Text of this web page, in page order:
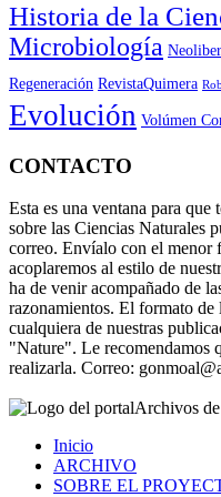
Historia de la
Microbiología
Regeneración RevistaQuimera
Evolución Volúmen
CONTACTO
Esta es una ventana para
sobre las Ciencias Naturales
correo. Envíalo con el menor
acoplaremos al estilo de
ha de venir acompañado de
razonamientos. El formato de
cualquiera de nuestras
"Nature". Le recomendamos
realizarla. Correo:
Archivos
Inicio
ARCHIVO
SOBRE EL